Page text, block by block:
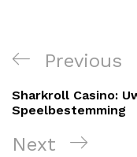
Post
navigation
Previous
Post
Previous
Sharkroll Casino:
Speelbestemming
Next
Next